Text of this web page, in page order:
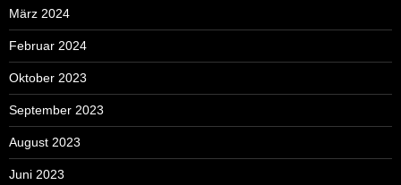
März 2024
Februar 2024
Oktober 2023
September 2023
August 2023
Juni 2023